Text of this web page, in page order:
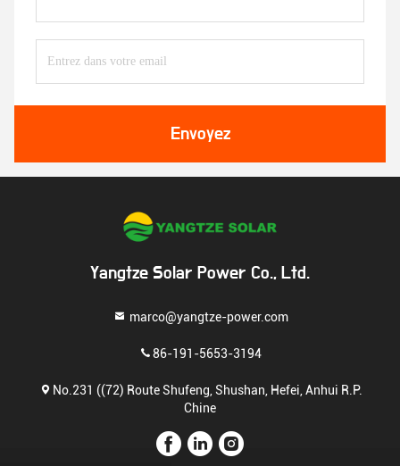
Envoyez
Yangtze Solar Power Co., Ltd.
marco@yangtze-power.com
86-191-5653-3194
No.231 ((72) Route Shufeng, Shushan, Hefei, Anhui R.P.
Chine